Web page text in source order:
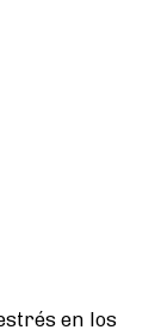
en los